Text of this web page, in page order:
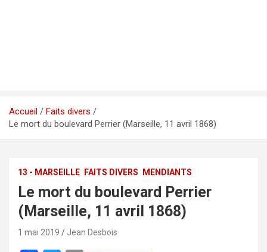
Accueil
Faits divers
Le mort du boulevard Perrier (Marseille, 11 avril 1868)
13 - MARSEILLE FAITS DIVERS MENDIANTS
Le mort du boulevard Perrier
(Marseille, 11 avril 1868)
1 mai 2019 Jean Desbois